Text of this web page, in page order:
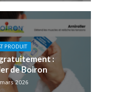
PRODUIT
:
de Boiron
2026